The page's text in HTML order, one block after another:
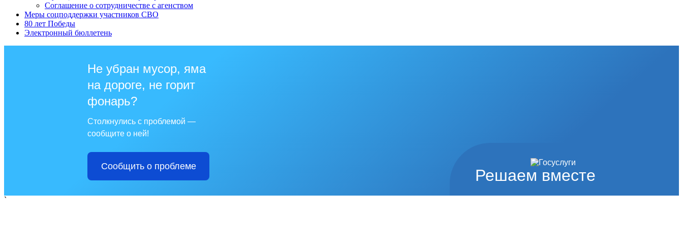
Соглашение о сотрудничестве с агенством
Меры соцподдержки участников СВО
80 лет Победы
Электронный бюллетень
Решаем вместе
Не убран мусор, яма
на дороге, не горит
фонарь?
Столкнулись с проблемой —
сообщите о ней!
Сообщить о проблеме
`